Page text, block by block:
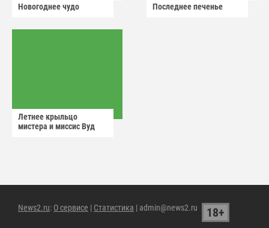
Новогоднее чудо Последнее печенье
Летнее крыльцо
мистера и миссис Вуд
News2.ru: О сервисе | Статистика | admin@news2.ru 18+